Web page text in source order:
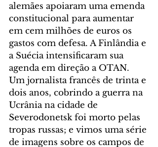
alemães apoiaram uma emenda
constitucional para aumentar
em cem milhões de euros os
gastos com defesa. A Finlândia e
a Suécia intensificaram sua
agenda em direção a OTAN.
Um jornalista francês de trinta e
dois anos, cobrindo a guerra na
Ucrânia na cidade de
Severodonetsk foi morto pelas
tropas russas; e vimos uma série
de imagens sobre os campos de